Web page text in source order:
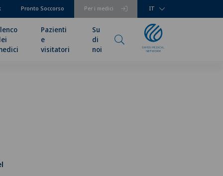
Per i medici
Pronto Soccorso IT
Pazienti
e
visitatori
Su
di
noi